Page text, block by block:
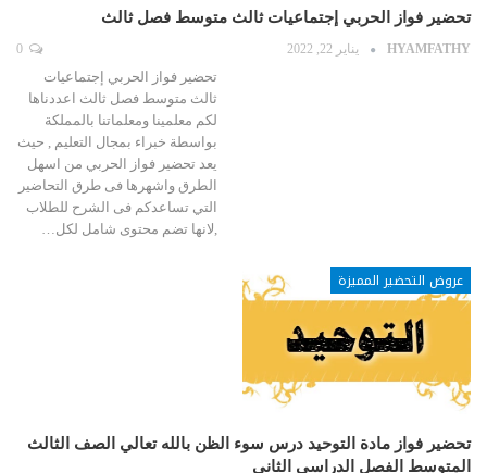
تحضير فواز الحربي إجتماعيات ثالث متوسط فصل ثالث
HYAMFATHY يناير 22, 2022
تحضير فواز الحربي إجتماعيات
ثالث متوسط فصل ثالث اعددناها
لكم معلمينا ومعلماتنا بالمملكة
بواسطة خبراء بمجال التعليم , حيث
يعد تحضير فواز الحربي من اسهل
الطرق واشهرها فى طرق التحاضير
التي تساعدكم فى الشرح للطلاب
,لانها تضم محتوى شامل لكل…
عروض التحضير المميزة
تحضير فواز مادة التوحيد درس سوء الظن بالله تعالي الصف الثالث
المتوسط الفصل الدراسي الثاني